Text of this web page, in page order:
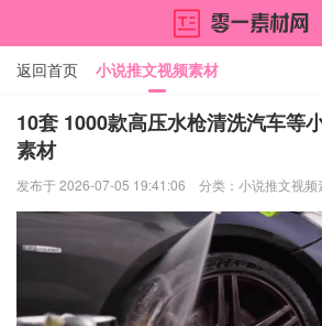
零一素材网
返回首页 小说推文视频素材
10套 1000款高压水枪清洗汽车等
素材
发布于 2026-07-05 19:41:06 分类： 小说推文视频